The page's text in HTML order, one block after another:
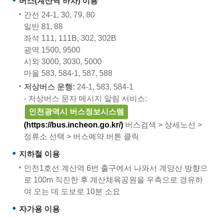
간선 24-1, 30, 79, 80
일반 81, 88
좌석 111, 111B, 302, 302B
광역 1500, 9500
시외 3000, 3030, 5000
마을 583, 584-1, 587, 588
저상버스 운행: 24-1, 583, 584-1
- 저상버스 문자 메시지 알림 서비스:
인천광역시 버스정보시스템
(https://bus.incheon.go.kr/)버스검색 > 상세노선 >
정류소 선택 > 버스예약 버튼 클릭
지하철 이용
인천1호선 계산역 6번 출구에서 나와서 계양산 방향으
로 100m 직진한 후 계산체육공원을 우측으로 경유하
여 오는 데 도보로 10분 소요
자가용 이용